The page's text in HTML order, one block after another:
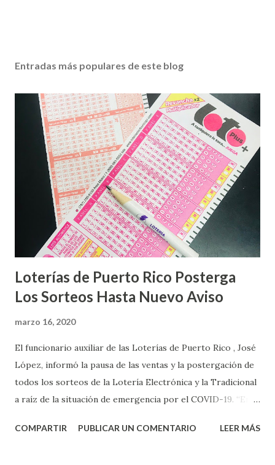
Entradas más populares de este blog
Loterías de Puerto Rico Posterga
Los Sorteos Hasta Nuevo Aviso
marzo 16, 2020
El funcionario auxiliar de las Loterías de Puerto Rico , José
López, informó la pausa de las ventas y la postergación de
todos los sorteos de la Lotería Electrónica y la Tradicional
a raíz de la situación de emergencia por el COVID-19. “En
proteger la salud de nuestros empleados, vendedores y
COMPARTIR PUBLICAR UN COMENTARIO LEER MÁS